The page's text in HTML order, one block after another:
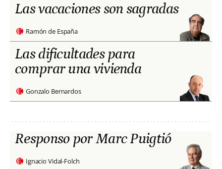
Las vacaciones son sagradas
Ramón de España
Las dificultades para
comprar una vivienda
Gonzalo Bernardos
Responso por Marc Puigtió
Ignacio Vidal-Folch